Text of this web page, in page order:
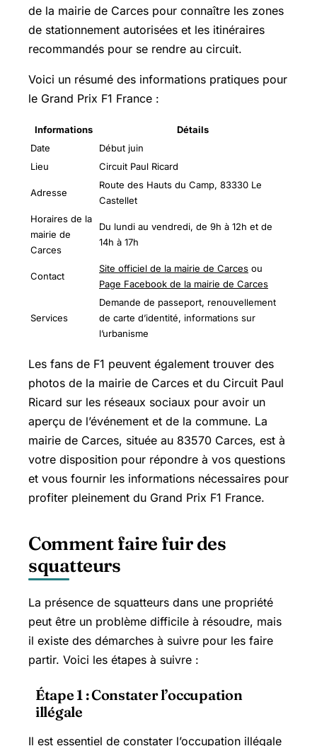
de la mairie de Carces pour connaître les zones
de stationnement autorisées et les itinéraires
recommandés pour se rendre au circuit.
Voici un résumé des informations pratiques pour
le Grand Prix F1 France :
Informations
Détails
Date
Début juin
Lieu
Circuit Paul Ricard
Adresse
Route des Hauts du Camp, 83330 Le
Castellet
Horaires de la
mairie de
Carces
Du lundi au vendredi, de 9h à 12h et de
14h à 17h
Contact
Site officiel de la mairie de Carces ou
Page Facebook de la mairie de Carces
Services
Demande de passeport, renouvellement
de carte d’identité, informations sur
l’urbanisme
Les fans de F1 peuvent également trouver des
photos de la mairie de Carces et du Circuit Paul
Ricard sur les réseaux sociaux pour avoir un
aperçu de l’événement et de la commune. La
mairie de Carces, située au 83570 Carces, est à
votre disposition pour répondre à vos questions
et vous fournir les informations nécessaires pour
profiter pleinement du Grand Prix F1 France.
Comment faire fuir des
squatteurs
La présence de squatteurs dans une propriété
peut être un problème difficile à résoudre, mais
il existe des démarches à suivre pour les faire
partir. Voici les étapes à suivre :
Étape 1 : Constater l’occupation
illégale
Il est essentiel de constater l’occupation illégale